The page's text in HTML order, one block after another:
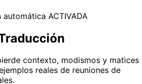
automática ACTIVADA
contexto, modismos y matices
reales de reuniones de